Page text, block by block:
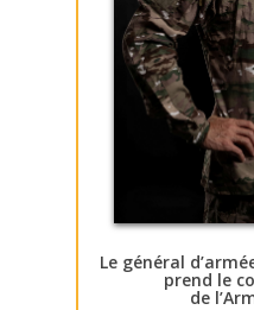
Le général
prend le
de